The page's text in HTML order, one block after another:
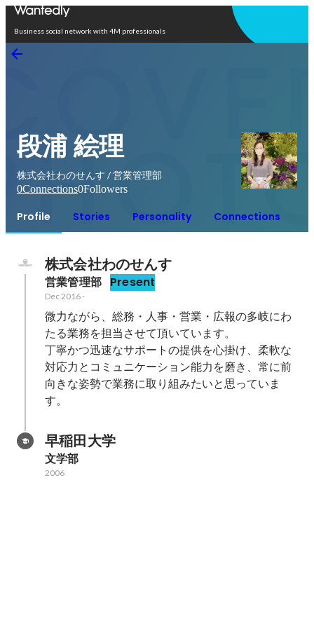
Business social network with 4M professionals
段浦 絵理
株式会社わのせんす / 営業管理部
0Connections0Followers
Profile Stories Personality Connections
株式会社わのせんす
営業管理部 Present
Dec 2016-
微力ながら、総務・人事・営業・広報の多岐にわ
たる業務を担当させて頂いています。
丁寧かつ迅速なサポートの提供を心掛け、柔軟な
対応力とコミュニケーション能力を磨き、常に前
向きな姿勢で業務に取り組みたいと思っていま
す。
早稲田大学
文学部
2006